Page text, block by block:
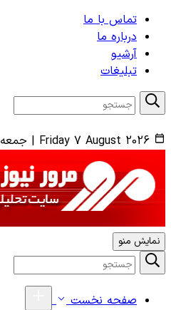
تماس با ما
درباره ما
آرشیو
تبلیغات
Friday 7 August 2026
| جمعه ۱۶ مرداد ۱۴۰۵
نمایش منو
صفحه نخست